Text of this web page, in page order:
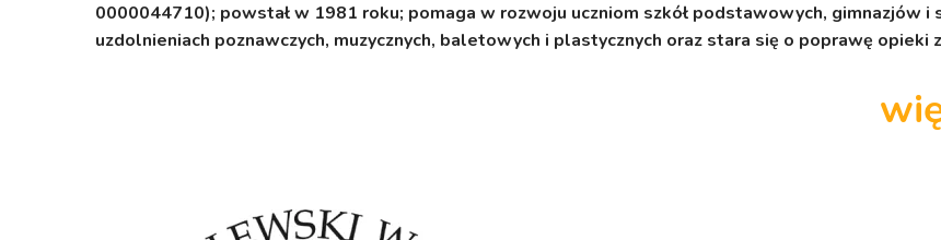
0000044710); powstał w 1981 roku; pomaga w rozwoju uczniom szkół podstawowych, gimnazjów i
uzdolnieniach poznawczych, muzycznych, baletowych i plastycznych oraz stara się o poprawę opieki